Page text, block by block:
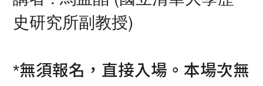
史研究所副教授)
*無須報名，直接入場。本場次無